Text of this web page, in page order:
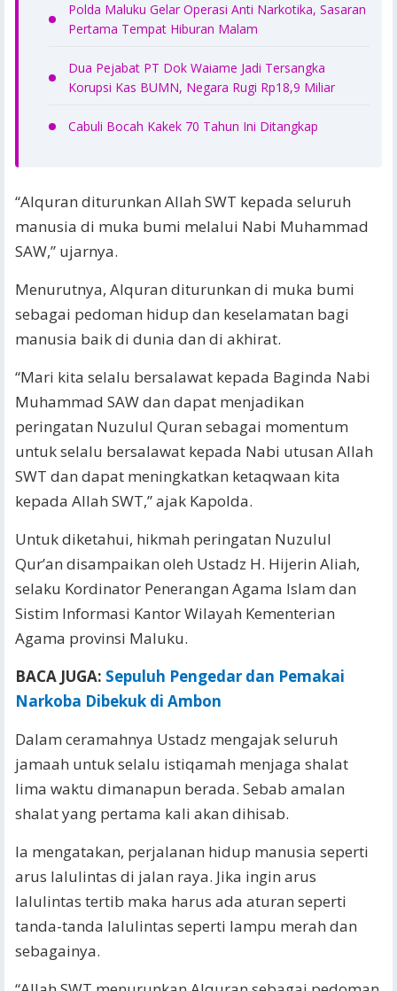
Polda Maluku Gelar Operasi Anti Narkotika, Sasaran
Pertama Tempat Hiburan Malam
Dua Pejabat PT Dok Waiame Jadi Tersangka
Korupsi Kas BUMN, Negara Rugi Rp18,9 Miliar
Cabuli Bocah Kakek 70 Tahun Ini Ditangkap
“Alquran diturunkan Allah SWT kepada seluruh
manusia di muka bumi melalui Nabi Muhammad
SAW,” ujarnya.
Menurutnya, Alquran diturunkan di muka bumi
sebagai pedoman hidup dan keselamatan bagi
manusia baik di dunia dan di akhirat.
“Mari kita selalu bersalawat kepada Baginda Nabi
Muhammad SAW dan dapat menjadikan
peringatan Nuzulul Quran sebagai momentum
untuk selalu bersalawat kepada Nabi utusan Allah
SWT dan dapat meningkatkan ketaqwaan kita
kepada Allah SWT,” ajak Kapolda.
Untuk diketahui, hikmah peringatan Nuzulul
Qur’an disampaikan oleh Ustadz H. Hijerin Aliah,
selaku Kordinator Penerangan Agama Islam dan
Sistim Informasi Kantor Wilayah Kementerian
Agama provinsi Maluku.
BACA JUGA: Sepuluh Pengedar dan Pemakai
Narkoba Dibekuk di Ambon
Dalam ceramahnya Ustadz mengajak seluruh
jamaah untuk selalu istiqamah menjaga shalat
lima waktu dimanapun berada. Sebab amalan
shalat yang pertama kali akan dihisab.
Ia mengatakan, perjalanan hidup manusia seperti
arus lalulintas di jalan raya. Jika ingin arus
lalulintas tertib maka harus ada aturan seperti
tanda-tanda lalulintas seperti lampu merah dan
sebagainya.